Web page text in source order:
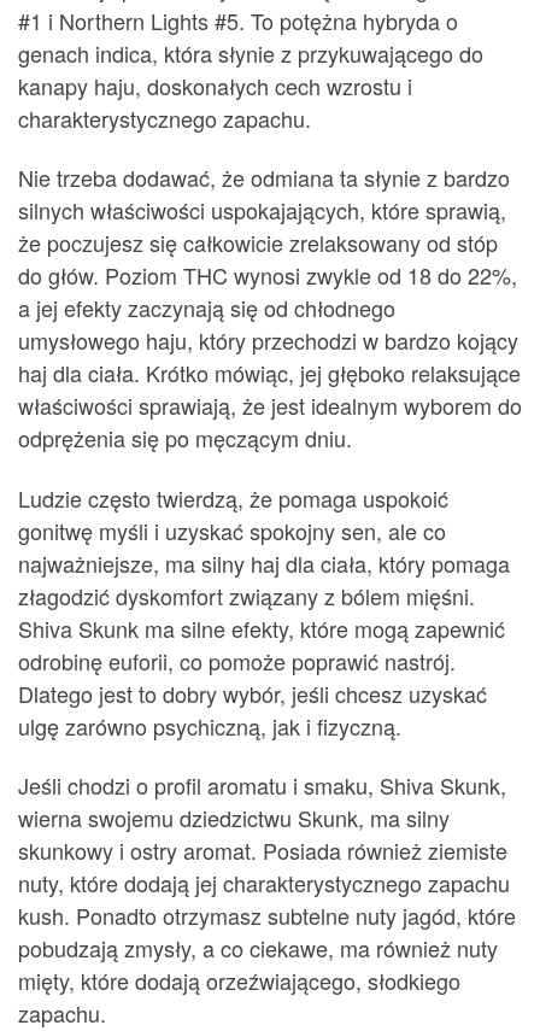
#1 i Northern Lights #5. To potężna hybryda o
genach indica, która słynie z przykuwającego do
kanapy haju, doskonałych cech wzrostu i
charakterystycznego zapachu.
Nie trzeba dodawać, że odmiana ta słynie z bardzo
silnych właściwości uspokajających, które sprawią,
że poczujesz się całkowicie zrelaksowany od stóp
do głów. Poziom THC wynosi zwykle od 18 do 22%,
a jej efekty zaczynają się od chłodnego
umysłowego haju, który przechodzi w bardzo kojący
haj dla ciała. Krótko mówiąc, jej głęboko relaksujące
właściwości sprawiają, że jest idealnym wyborem do
odprężenia się po męczącym dniu.
Ludzie często twierdzą, że pomaga uspokoić
gonitwę myśli i uzyskać spokojny sen, ale co
najważniejsze, ma silny haj dla ciała, który pomaga
złagodzić dyskomfort związany z bólem mięśni.
Shiva Skunk ma silne efekty, które mogą zapewnić
odrobinę euforii, co pomoże poprawić nastrój.
Dlatego jest to dobry wybór, jeśli chcesz uzyskać
ulgę zarówno psychiczną, jak i fizyczną.
Jeśli chodzi o profil aromatu i smaku, Shiva Skunk,
wierna swojemu dziedzictwu Skunk, ma silny
skunkowy i ostry aromat. Posiada również ziemiste
nuty, które dodają jej charakterystycznego zapachu
kush. Ponadto otrzymasz subtelne nuty jagód, które
pobudzają zmysły, a co ciekawe, ma również nuty
mięty, które dodają orzeźwiającego, słodkiego
zapachu.